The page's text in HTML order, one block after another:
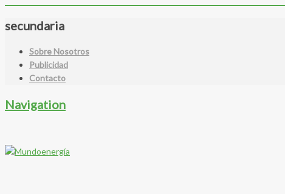
secundaria
Sobre Nosotros
Publicidad
Contacto
Navigation